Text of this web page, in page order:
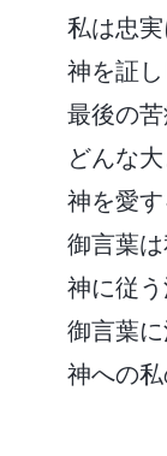
私は忠
神を証
最後の
どんな
神を愛
御言葉
神に従
御言葉
神への